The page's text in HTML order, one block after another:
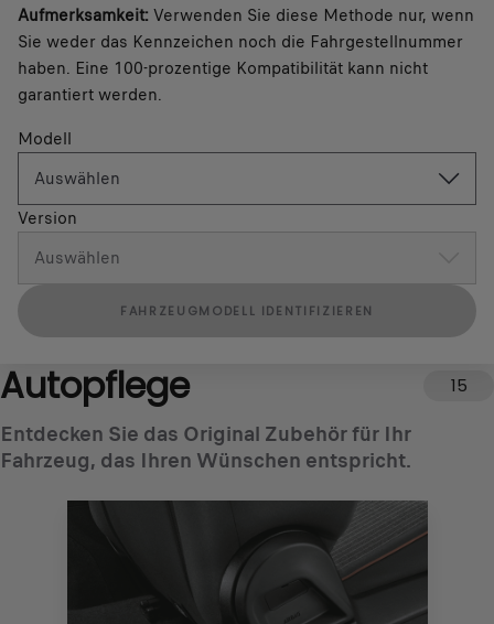
Aufmerksamkeit: Verwenden Sie diese Methode nur, wenn
Sie weder das Kennzeichen noch die Fahrgestellnummer
haben. Eine 100-prozentige Kompatibilität kann nicht
garantiert werden.
Modell
Auswählen
Version
Auswählen
FAHRZEUGMODELL IDENTIFIZIEREN
Autopflege 15
Entdecken Sie das Original Zubehör für Ihr
Fahrzeug, das Ihren Wünschen entspricht.